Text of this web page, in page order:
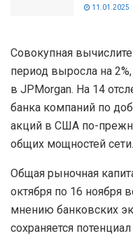
11.01.2025
Совокупная
период выросла на
в JPMorgan. На 14
банка компаний по
акций в США по-
общих мощностей сети.
Общая рыночная
октября по 16 ноября
мнению банковских
сохраняется